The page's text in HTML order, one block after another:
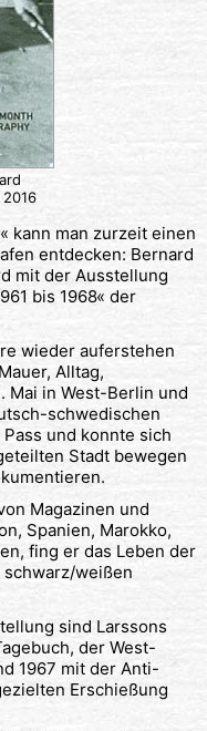
kann man zurzeit einen
entdecken: Bernard
mit der Ausstellung
bis 1968« der
wieder auferstehen
Alltag,
Mai in West-Berlin und
schwedischen
und konnte sich
Stadt bewegen
Magazinen und
Spanien, Marokko,
fing er das Leben der
weißen
sind Larssons
der West-
1967 mit der Anti-
Erschießung